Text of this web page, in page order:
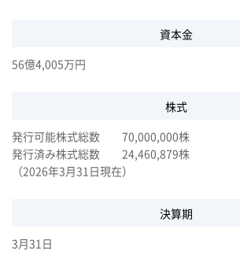
資本金
56億4,005万円
株式
発行可能株式総数 70,000,000株
発行済み株式総数 24,460,879株
（2026年3月31日現在）
決算期
3月31日